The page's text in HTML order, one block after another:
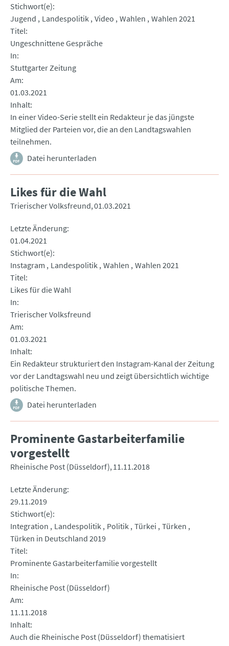
Stichwort(e)
Jugend
Landespolitik Video Wahlen Wahlen 2021
Titel
Ungeschnittene Gespräche
In
Stuttgarter Zeitung
Am
01.03.2021
Inhalt
In einer Video-Serie stellt ein Redakteur je das jüngste
Mitglied der Parteien vor, die an den Landtagswahlen
teilnehmen.
Datei herunterladen
Likes für die Wahl
Trierischer Volksfreund 01.03.2021
Letzte Änderung
01.04.2021
Stichwort(e)
Instagram
Landespolitik Wahlen Wahlen 2021
Titel
Likes für die Wahl
In
Trierischer Volksfreund
Am
01.03.2021
Inhalt
Ein Redakteur strukturiert den Instagram-Kanal der Zeitung
vor der Landtagswahl neu und zeigt übersichtlich wichtige
politische Themen.
Datei herunterladen
Prominente Gastarbeiterfamilie
vorgestellt
Rheinische Post (Düsseldorf) 11.11.2018
Letzte Änderung
29.11.2019
Stichwort(e)
Integration
Landespolitik Politik Türkei Türken
Türken in Deutschland 2019
Titel
Prominente Gastarbeiterfamilie vorgestellt
In
Rheinische Post (Düsseldorf)
Am
11.11.2018
Inhalt
Auch die Rheinische Post (Düsseldorf) thematisiert